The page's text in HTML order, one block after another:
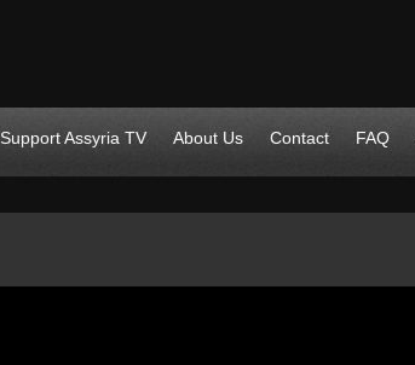
Support Assyria TV About Us Contact FAQ